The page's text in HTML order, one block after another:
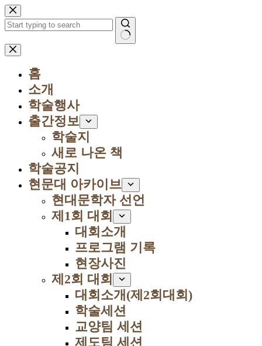
본
문
으
로
건
결
홈
소개
학술행사
출간정보
학술지
새로 나온 책
학술공지
현문대 아카이브
현대문학자 선언
제1회 대회
대회소개
프로그램 기록
현장사진
제2회 대회
대회소개(제2회대회)
학술세션
교양팀 세션
제도팀 세션